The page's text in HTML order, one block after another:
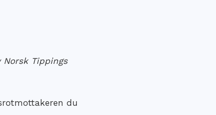
Tippings
du